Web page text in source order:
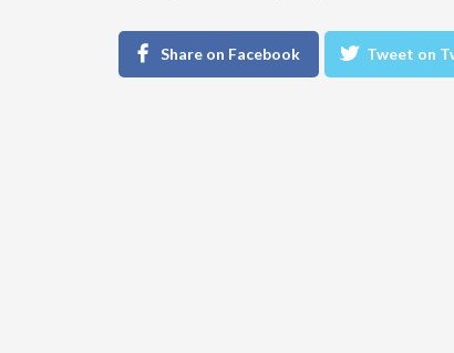
Share on Facebook Tweet on